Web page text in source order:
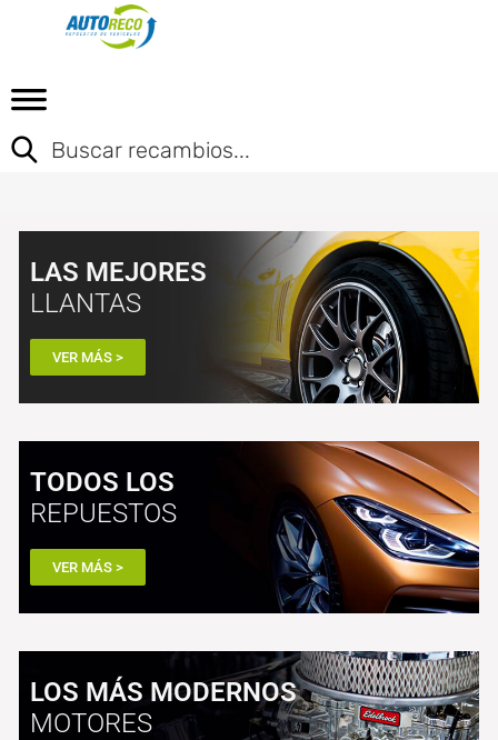
LAS MEJORES
LLANTAS
VER MÁS >
TODOS LOS
REPUESTOS
VER MÁS >
LOS MÁS MODERNOS
MOTORES